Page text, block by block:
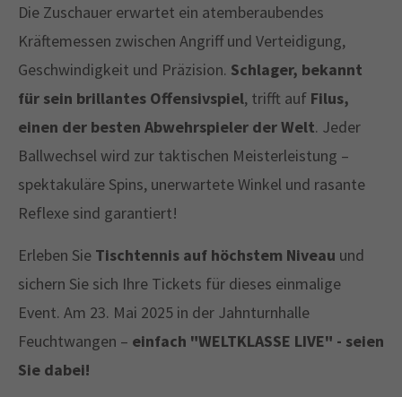
Die Zuschauer erwartet ein atemberaubendes
Kräftemessen zwischen Angriff und Verteidigung,
Geschwindigkeit und Präzision. Schlager, bekannt
für sein brillantes Offensivspiel, trifft auf Filus,
einen der besten Abwehrspieler der Welt. Jeder
Ballwechsel wird zur taktischen Meisterleistung –
spektakuläre Spins, unerwartete Winkel und rasante
Reflexe sind garantiert!
Erleben Sie Tischtennis auf höchstem Niveau und
sichern Sie sich Ihre Tickets für dieses einmalige
Event. Am 23. Mai 2025 in der Jahnturnhalle
Feuchtwangen – einfach "WELTKLASSE LIVE" - seien
Sie dabei!